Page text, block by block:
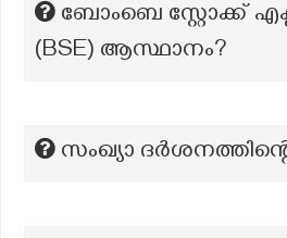
ബോംബെ സ്റ്റോക്ക്
(BSE) ആസ്ഥാനം?
സംഖ്യാ